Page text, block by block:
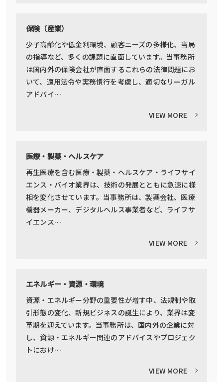
保険（産業）
少子高齢化や低金利環境、顧客ニーズの多様化、当局
の指導など、多くの課題に直面しています。当事務所
は国内外の保険会社が直面するこれらの法律問題にお
いて、適用法令や実務慣行を考慮し、適切なリーガル
アドバイ…
VIEW MORE
医療・製薬・ヘルスケア
再生医療を含む医療・製薬・ヘルスケア・ライフサイ
エンス・バイオ業界は、技術の発展とともに急速に様
相を変化させています。当事務所は、製薬会社、医療
機器メーカー、デジタルヘルス事業者など、ライフサ
イエンス…
VIEW MORE
エネルギー・資源・環境
資源・エネルギー分野の重要性が増す中、法規制や取
引形態の変化、新規ビジネスの誕生により、業界は変
革期を迎えています。当事務所は、国内外の企業に対
し、資源・エネルギー関連のアドバイスやプロジェク
トにおけ…
VIEW MORE